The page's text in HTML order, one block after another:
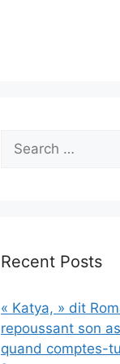
Search
for:
Recent Posts
« Katya, » dit
repoussant son
quand comptes-